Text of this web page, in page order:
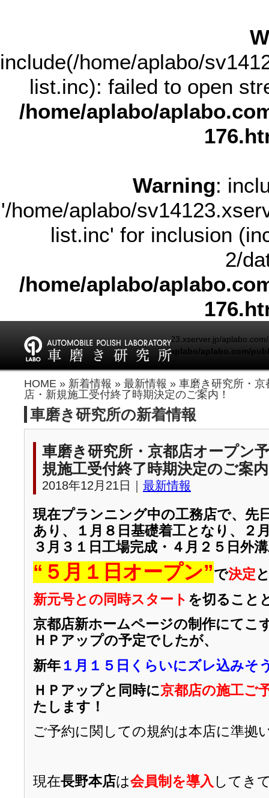
include(/home/aplabo/
list.inc): failed to open
/home/aplabo/
Warning:
'/home/aplabo/
list.inc' for inclusion
2/
/home/aplabo/
Warning: include(/home/aplabo/sv14123.xserver.jp/
/home/aplabo/aplabo.com/
(include_path='.:/opt/php-7.4.33-2/data/pear') in/home/
HOME » 新着情報 » 最新情報 » 車磨き研究所・
店・新規施工受付終了時期決定のご案内！
車磨き研究所の新着情報
車磨き研究所・京都店オープン
規施工受付終了時期決定のご案
2018年12月21日｜ 最新情報
現在プランニング中の工務店で、先
あり、１月８日基礎着工となり、２
３月３１日工場完成・４月２５日外
“５月１日 オープン”で決定
新元号との同時スタート を切ること
京都店新ホームページの制作にてこ
ＨＰアップの予定でしたが、
新年 １月１５日くらいにズレ込みそ
ＨＰアップと同時に京都店の施工ご
たします！
ご予約に関しての規約は本店に準拠
現在長野本店は会員制を導入 してき